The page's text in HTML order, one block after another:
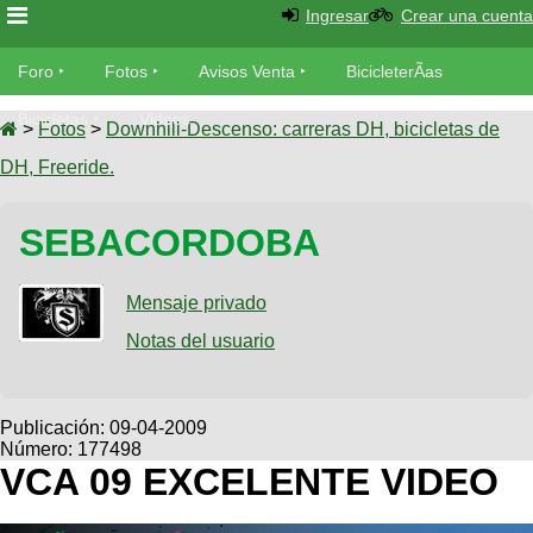
Foro
Foro
TÃ©cnica
Fotos
tu foto
Galeria
XC
Viajes
Descenso
SUBÃ
tu
Buscar
Ultimos
Fotos
BicicleterÃ­
as
Bicicletas
Tandem
Videos
Cicloturismo
Ingresar Crear una cuenta
Foro Fotos Avisos Venta BicicleterÃ­as
Bicicletas Videos
> Fotos > Downhill-Descenso: carreras DH, bicicletas de
DH, Freeride.
SEBACORDOBA
Mensaje privado
Notas del usuario
Publicación: 09-04-2009
Número: 177498
VCA 09 EXCELENTE VIDEO